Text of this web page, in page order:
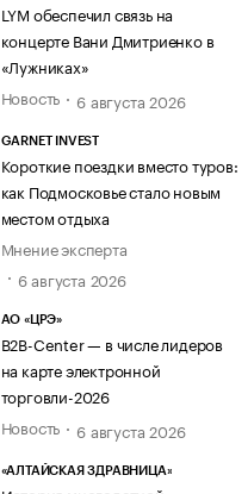
LYM обеспечил связь на
концерте Вани Дмитриенко в
«Лужниках»
Новость
6 августа 2026
GARNET INVEST
Короткие поездки вместо туров:
как Подмосковье стало новым
местом отдыха
Мнение эксперта
6 августа 2026
АО «ЦРЭ»
B2B-Center — в числе лидеров
на карте электронной
торговли-2026
Новость
6 августа 2026
«АЛТАЙСКАЯ ЗДРАВНИЦА»